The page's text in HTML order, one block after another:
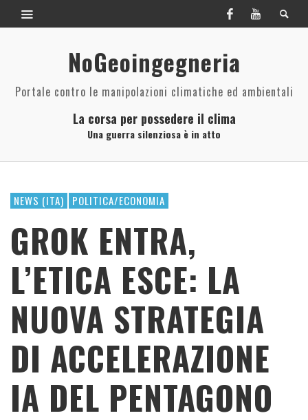
NoGeoingegneria
Portale contro le manipolazioni climatiche ed ambientali
La corsa per possedere il clima
Una guerra silenziosa è in atto
NEWS (ITA) POLITICA/ECONOMIA
GROK ENTRA,
L’ETICA ESCE: LA
NUOVA STRATEGIA
DI ACCELERAZIONE
IA DEL PENTAGONO